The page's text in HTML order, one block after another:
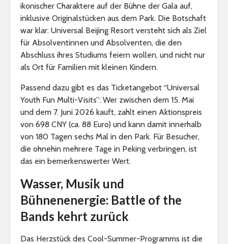
ikonischer Charaktere auf der Bühne der Gala auf,
inklusive Originalstücken aus dem Park. Die Botschaft
war klar: Universal Beijing Resort versteht sich als Ziel
für Absolventinnen und Absolventen, die den
Abschluss ihres Studiums feiern wollen, und nicht nur
als Ort für Familien mit kleinen Kindern.
Passend dazu gibt es das Ticketangebot “Universal
Youth Fun Multi-Visits”: Wer zwischen dem 15. Mai
und dem 7. Juni 2026 kauft, zahlt einen Aktionspreis
von 698 CNY (ca. 88 Euro) und kann damit innerhalb
von 180 Tagen sechs Mal in den Park. Für Besucher,
die ohnehin mehrere Tage in Peking verbringen, ist
das ein bemerkenswerter Wert.
Wasser, Musik und
Bühnenenergie: Battle of the
Bands kehrt zurück
Das Herzstück des Cool-Summer-Programms ist die